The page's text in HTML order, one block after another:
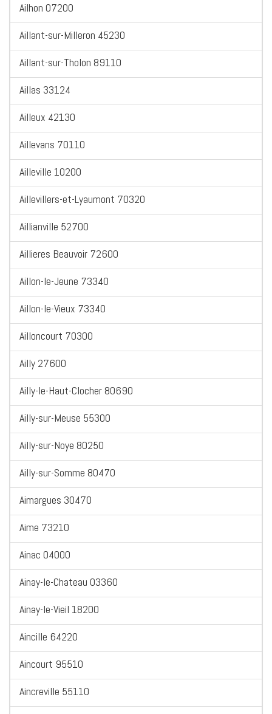
Ailhon 07200
Aillant-sur-Milleron 45230
Aillant-sur-Tholon 89110
Aillas 33124
Ailleux 42130
Aillevans 70110
Ailleville 10200
Aillevillers-et-Lyaumont 70320
Aillianville 52700
Aillieres Beauvoir 72600
Aillon-le-Jeune 73340
Aillon-le-Vieux 73340
Ailloncourt 70300
Ailly 27600
Ailly-le-Haut-Clocher 80690
Ailly-sur-Meuse 55300
Ailly-sur-Noye 80250
Ailly-sur-Somme 80470
Aimargues 30470
Aime 73210
Ainac 04000
Ainay-le-Chateau 03360
Ainay-le-Vieil 18200
Aincille 64220
Aincourt 95510
Aincreville 55110